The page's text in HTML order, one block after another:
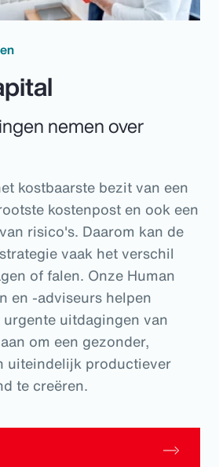
nemen over
kostbaarste bezit van een
kostenpost en ook een
risico's. Daarom kan de
vaak het verschil
of falen. Onze Human
en -adviseurs helpen
uitdagingen van
om een gezonder,
uiteindelijk productiever
te creëren.